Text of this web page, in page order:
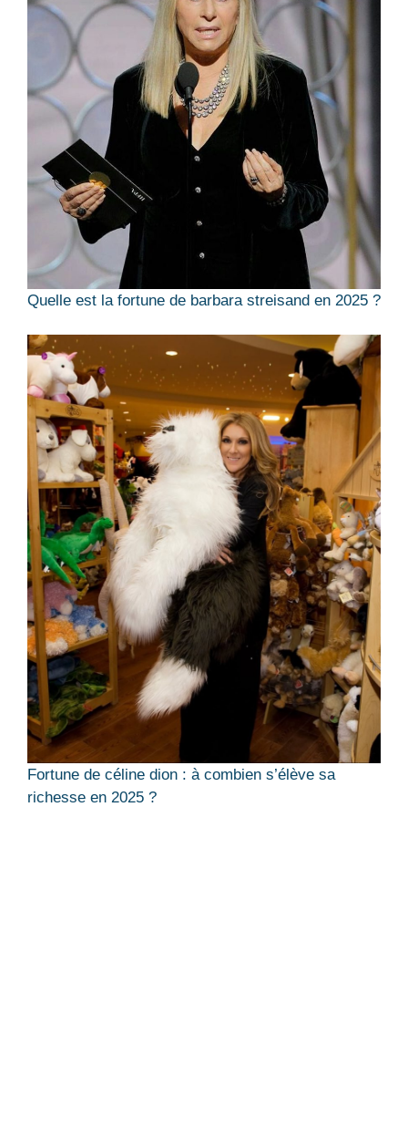
Quelle est la fortune de barbara streisand en 2025 ?
Fortune de céline dion : à combien s’élève sa
richesse en 2025 ?